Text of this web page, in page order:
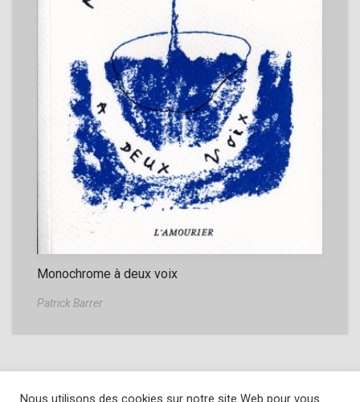
Monochrome à deux voix
Patrick Barrer
Nous utilisons des cookies sur notre site Web pour vous